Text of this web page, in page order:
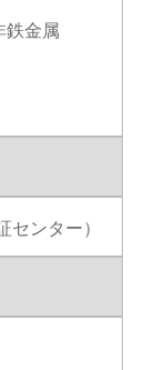
鉄金属
ンター）